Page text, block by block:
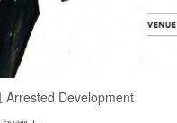
Arrested Development